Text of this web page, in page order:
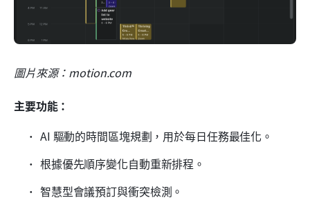
圖片來源：motion.com
主要功能：
AI 驅動的時間區塊規劃，用於每日任務最佳化。
根據優先順序變化自動重新排程。
智慧型會議預訂與衝突檢測。